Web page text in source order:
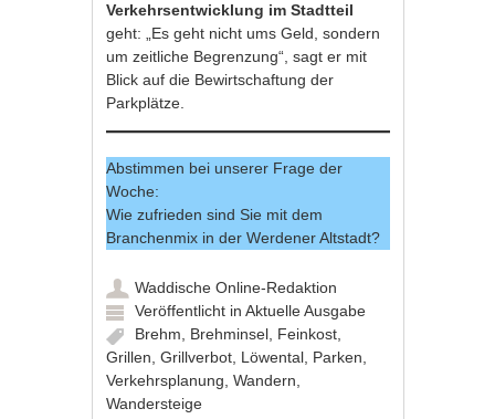
Verkehrsentwicklung im Stadtteil
geht: „Es geht nicht ums Geld, sondern
um zeitliche Begrenzung“, sagt er mit
Blick auf die Bewirtschaftung der
Parkplätze.
Abstimmen bei unserer Frage der
Woche:
Wie zufrieden sind Sie mit dem
Branchenmix in der Werdener Altstadt?
Waddische Online-Redaktion
Veröffentlicht inAktuelle Ausgabe
Brehm
Brehminsel Feinkost
Grillen ,Grillverbot Löwental Parken
Verkehrsplanung ,Wandern
Wandersteige